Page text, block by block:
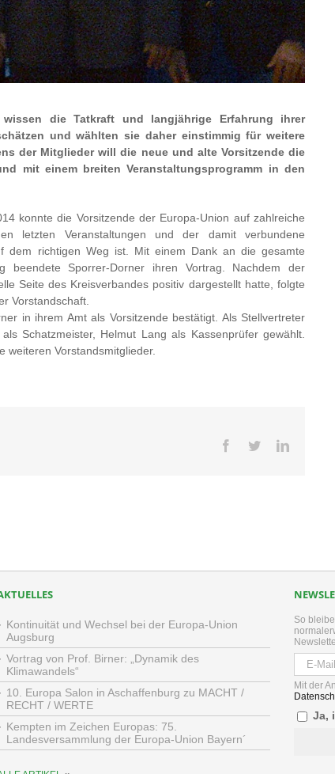
die Tatkraft und langjährige Erfahrung ihrer
und wählten sie daher einstimmig für weitere
der Mitglieder will die neue und alte Vorsitzende die
mit einem breiten Veranstaltungsprogramm in den
konnte die Vorsitzende der Europa-Union auf zahlreiche
letzten Veranstaltungen und der damit verbundene
dem richtigen Weg ist. Mit einem Dank an die gesamte
beendete Sporrer-Dorner ihren Vortrag. Nachdem der
Seite des Kreisverbandes positiv dargestellt hatte, folgte
Vorstandschaft.
in ihrem Amt als Vorsitzende bestätigt. Als Stellvertreter
Schatzmeister, Helmut Lang als Kassenprüfer gewählt.
weiteren Vorstandsmitglieder.
Facebook
TwitterLinkedIn
Kontinuität und Wechsel bei der Europa-Union
Augsburg
Vortrag von Prof. Birner: „Dynamik des
Klimawandels“
10. Europa Salon in Aschaffenburg zu MACHT /
RECHT / WERTE
Kempten im Zeichen Europas: 75.
Landesversammlung der Europa-Union Bayern´
So
Mit der
Ja,